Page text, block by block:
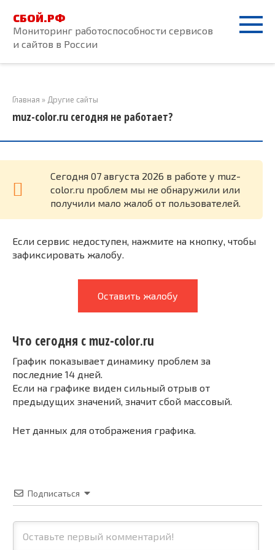
контенту
СБОЙ.РФ
Мониторинг работоспособности сервисов
и сайтов в России
Главная » Другие сайты
muz-color.ru сегодня не работает?
Cегодня 07 августа 2026 в работе у muz-
color.ru проблем мы не обнаружили или
получили мало жалоб от пользователей.
Если сервис недоступен, нажмите на кнопку, чтобы
зафиксировать жалобу.
Оставить жалобу
Что сегодня с muz-color.ru
График показывает динамику проблем за
последние 14 дней.
Если на графике виден сильный отрыв от
предыдущих значений, значит сбой массовый.
Нет данных для отображения графика.
Подписаться